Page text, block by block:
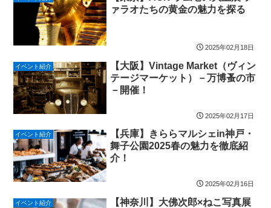
ァラオたちの黄金の魅力を探る
2025年02月18日
イベント紹介
【大阪】Vintage Market（ヴィン
テージマーケット）－万博蚤の市
－開催！
2025年02月17日
イベント紹介
【兵庫】きららマルシェin神戸・
舞子公園2025春の魅力を徹底紹
介！
2025年02月16日
イベント紹介
【神奈川】大佛次郎×ねこ写真展